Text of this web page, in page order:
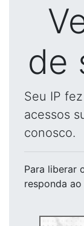
de
Seu IP
acessos
conosco.
Para liberar
responda